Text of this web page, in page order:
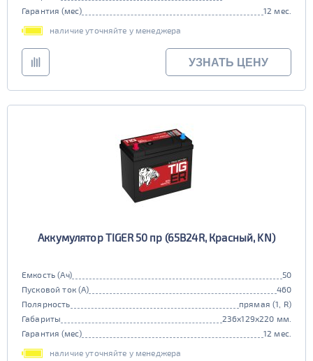
Гарантия (мес)
12 мес.
наличие уточняйте у менеджера
УЗНАТЬ ЦЕНУ
Аккумулятор TIGER 50 пр (65B24R, Красный, KN)
Емкость (Ач)
50
Пусковой ток (А)
460
Полярность
прямая (1, R)
Габариты
236x129x220 мм.
Гарантия (мес)
12 мес.
наличие уточняйте у менеджера